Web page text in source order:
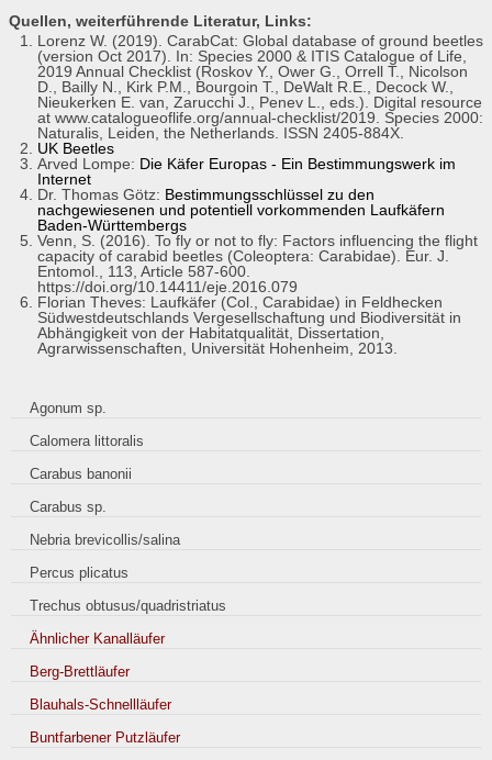
Quellen, weiterführende Literatur, Links:
Lorenz W. (2019). CarabCat: Global database of ground beetles
(version Oct 2017). In: Species 2000 & ITIS Catalogue of Life,
2019 Annual Checklist (Roskov Y., Ower G., Orrell T., Nicolson
D., Bailly N., Kirk P.M., Bourgoin T., DeWalt R.E., Decock W.,
Nieukerken E. van, Zarucchi J., Penev L., eds.). Digital resource
at www.catalogueoflife.org/annual-checklist/2019. Species 2000:
Naturalis, Leiden, the Netherlands. ISSN 2405-884X.
UK Beetles
Arved Lompe: Die Käfer Europas - Ein Bestimmungswerk im
Internet
Dr. Thomas Götz: Bestimmungsschlüssel zu den
nachgewiesenen und potentiell vorkommenden Laufkäfern
Baden-Württembergs
Venn, S. (2016). To fly or not to fly: Factors influencing the flight
capacity of carabid beetles (Coleoptera: Carabidae). Eur. J.
Entomol., 113, Article 587-600.
https://doi.org/10.14411/eje.2016.079
Florian Theves: Laufkäfer (Col., Carabidae) in Feldhecken
Südwestdeutschlands Vergesellschaftung und Biodiversität in
Abhängigkeit von der Habitatqualität, Dissertation,
Agrarwissenschaften, Universität Hohenheim, 2013.
Agonum sp.
Calomera littoralis
Carabus banonii
Carabus sp.
Nebria brevicollis/salina
Percus plicatus
Trechus obtusus/quadristriatus
Ähnlicher Kanalläufer
Berg-Brettläufer
Blauhals-Schnellläufer
Buntfarbener Putzläufer